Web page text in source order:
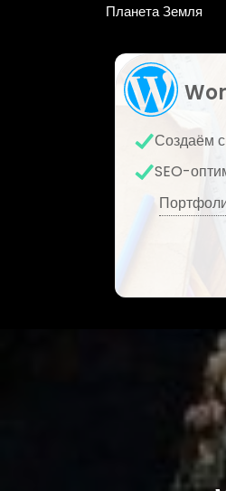
Планета Земля
Создаём
SEO-